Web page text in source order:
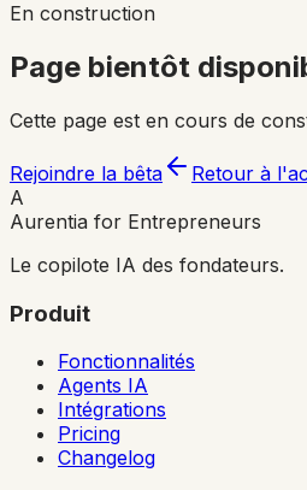
En construction
Page bientôt
Cette page est en cours de
Rejoindre la bêta
Retour à
A
Aurentia for Entrepreneurs
Le copilote IA des fondateurs.
Produit
Fonctionnalités
Agents IA
Intégrations
Pricing
Changelog